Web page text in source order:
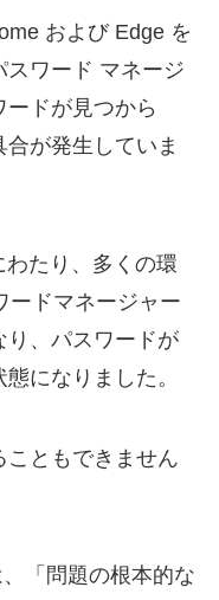
および Edge を
ワード マネージ
ドが見つから
が発生していま
たり、多くの環
ードマネージャー
り、パスワードが
になりました。
こともできません
「問題の根本的な